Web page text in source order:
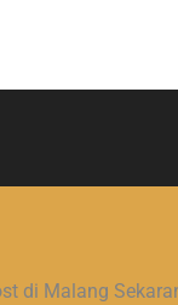
di Malang